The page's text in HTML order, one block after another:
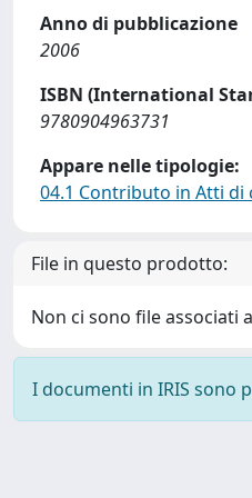
Anno di pubblicazione
2006
ISBN (International
9780904963731
Appare nelle tipologie:
04.1 Contributo in Atti di
File in questo prodotto:
Non ci sono file associati
I documenti in IRIS sono